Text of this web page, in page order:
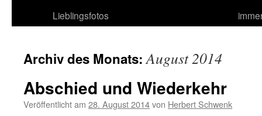
Lieblingsfotos
Archiv des Monats:August 2014
Abschied und Wiederkehr
Veröffentlicht am 28. August 2014von Herbert Schwenk